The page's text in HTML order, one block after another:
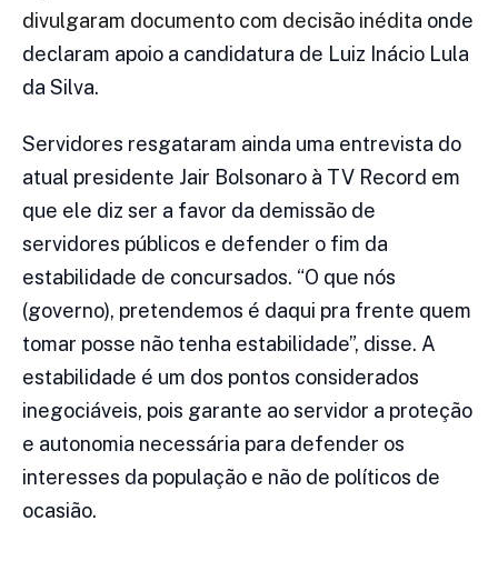
divulgaram documento com decisão inédita onde
declaram apoio a candidatura de Luiz Inácio Lula
da Silva.
Servidores resgataram ainda uma entrevista do
atual presidente Jair Bolsonaro à TV Record em
que ele diz ser a favor da demissão de
servidores públicos e defender o fim da
estabilidade de concursados. “O que nós
(governo), pretendemos é daqui pra frente quem
tomar posse não tenha estabilidade”, disse. A
estabilidade é um dos pontos considerados
inegociáveis, pois garante ao servidor a proteção
e autonomia necessária para defender os
interesses da população e não de políticos de
ocasião.